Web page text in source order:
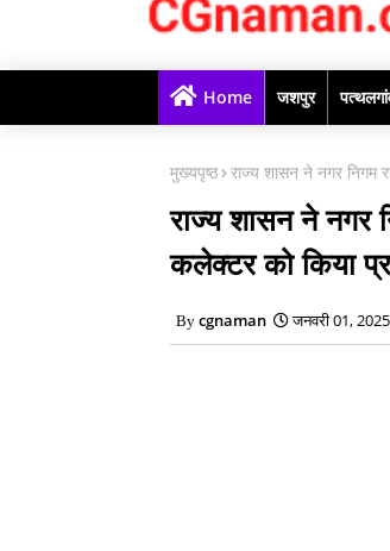
Home जशपुर
मुख्यपृष्ठ राज्य शासन ने नगर निगम
राज्य शासन ने नगर
कलेक्टर को किया
cgnaman जनवरी 01, 2025